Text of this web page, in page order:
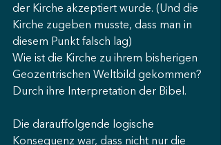
der Kirche akzeptiert wurde. (Und die
Kirche zugeben musste, dass man in
diesem Punkt falsch lag)
Wie ist die Kirche zu ihrem bisherigen
Geozentrischen Weltbild gekommen?
Durch ihre Interpretation der Bibel.
Die darauffolgende logische
Konsequenz war, dass nicht nur die